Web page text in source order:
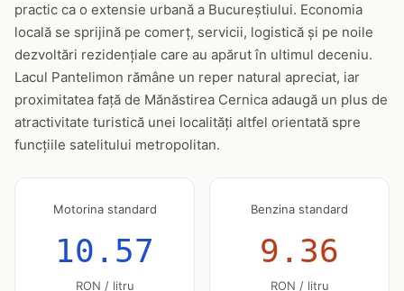
practic ca o extensie urbană a Bucureștiului. Economia
locală se sprijină pe comerț, servicii, logistică și pe noile
dezvoltări rezidențiale care au apărut în ultimul deceniu.
Lacul Pantelimon rămâne un reper natural apreciat, iar
proximitatea față de Mănăstirea Cernica adaugă un plus de
atractivitate turistică unei localități altfel orientată spre
funcțiile satelitului metropolitan.
Motorina standard
10.57
RON / litru
Benzina standard
9.36
RON / litru